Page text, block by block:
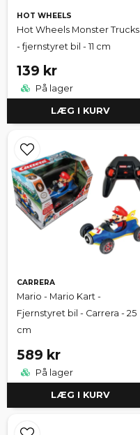
HOT WHEELS
Hot Wheels Monster Trucks
- fjernstyret bil - 11 cm
139 kr
På lager
LÆG I KURV
CARRERA
Mario - Mario Kart -
Fjernstyret bil - Carrera - 25
cm
589 kr
På lager
LÆG I KURV